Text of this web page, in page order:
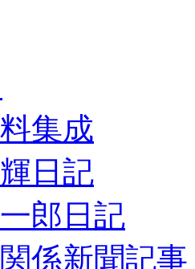
集成
日記
郎日記
係新聞記事